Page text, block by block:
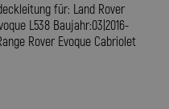
für: Land Rover
L538 Baujahr:03|2016-
Rover Evoque Cabriolet